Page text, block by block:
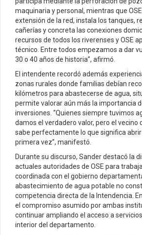
maquinaria y personal, mientras que
extensión de la red, instala los tanques,
cañerías y concreta las conexiones
recursos de todos los riverenses y OSE
técnico. Entre todos empezamos a dar
30 o 40 años de historia”, afirmó.
El intendente recordó además
zonas rurales donde familias debían
kilómetros para abastecerse de agua,
permite valorar aún más la importancia
inversiones. “Quienes siempre tuvimos
damos el verdadero valor, pero el vecino
sabe perfectamente lo que significa
primera vez”, manifestó.
Durante su discurso, Sander destacó la
actuales autoridades de OSE para
coordinada con el gobierno
abastecimiento de agua potable no
competencia directa de la Intendencia.
el compromiso asumido por ambas
continuar ampliando el acceso a
interior del departamento.